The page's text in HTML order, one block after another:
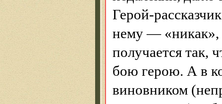
Герой-
нему — «никак»,
получается так,
бою герою. А в
виновником